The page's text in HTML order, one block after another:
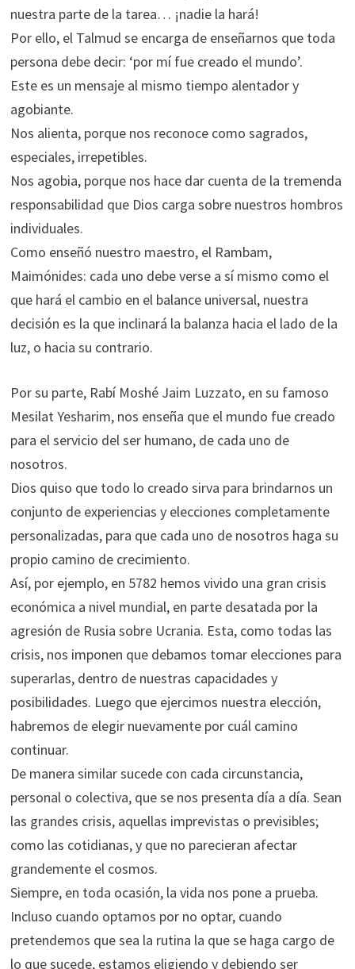
nuestra parte de la tarea… ¡nadie la hará!
Por ello, el Talmud se encarga de enseñarnos que toda
persona debe decir: ‘por mí fue creado el mundo’.
Este es un mensaje al mismo tiempo alentador y
agobiante.
Nos alienta, porque nos reconoce como sagrados,
especiales, irrepetibles.
Nos agobia, porque nos hace dar cuenta de la tremenda
responsabilidad que Dios carga sobre nuestros hombros
individuales.
Como enseñó nuestro maestro, el Rambam,
Maimónides: cada uno debe verse a sí mismo como el
que hará el cambio en el balance universal, nuestra
decisión es la que inclinará la balanza hacia el lado de la
luz, o hacia su contrario.
Por su parte, Rabí Moshé Jaim Luzzato, en su famoso
Mesilat Yesharim, nos enseña que el mundo fue creado
para el servicio del ser humano, de cada uno de
nosotros.
Dios quiso que todo lo creado sirva para brindarnos un
conjunto de experiencias y elecciones completamente
personalizadas, para que cada uno de nosotros haga su
propio camino de crecimiento.
Así, por ejemplo, en 5782 hemos vivido una gran crisis
económica a nivel mundial, en parte desatada por la
agresión de Rusia sobre Ucrania. Esta, como todas las
crisis, nos imponen que debamos tomar elecciones para
superarlas, dentro de nuestras capacidades y
posibilidades. Luego que ejercimos nuestra elección,
habremos de elegir nuevamente por cuál camino
continuar.
De manera similar sucede con cada circunstancia,
personal o colectiva, que se nos presenta día a día. Sean
las grandes crisis, aquellas imprevistas o previsibles;
como las cotidianas, y que no parecieran afectar
grandemente el cosmos.
Siempre, en toda ocasión, la vida nos pone a prueba.
Incluso cuando optamos por no optar, cuando
pretendemos que sea la rutina la que se haga cargo de
lo que sucede, estamos eligiendo y debiendo ser